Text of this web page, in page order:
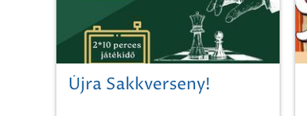
Újra Sakkverseny!